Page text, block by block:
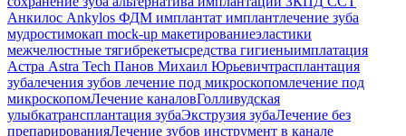
Анкилос Ankylos ФДМ имплантат имплантлечение зуба
мудростимокап mock-up макетированиеэластики
межчелюстные тягибрекетысредства гигиеныимплатация
Астра Astra Tech Панов Михаил Юрьевичтрасплантация
зубалечения зубов лечение под микроскопомлечение под
микроскопомЛечение каналовГолливудская
улыбкатрансплантация зубаЭкструзия зубаЛечение без
препарированияЛечение зубов инструмент в канале